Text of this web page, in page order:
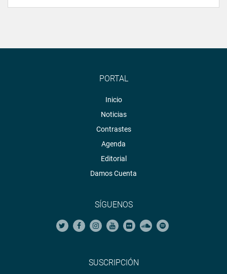
PORTAL
Inicio
Noticias
Contrastes
Agenda
Editorial
Damos Cuenta
SÍGUENOS
SUSCRIPCIÓN